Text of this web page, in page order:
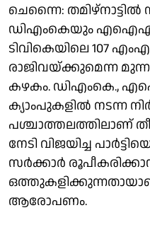
ചെന്നൈ:
ഡിഎംകെയും
ടിവികെയിലെ 107
രാജിവയ്ക്കുമെന്ന
കഴകം. ഡിഎംകെ.,
ക്യാംപുകളിൽ നടന്ന
പശ്ചാത്തലത്തിലാണ്
നേടി വിജയിച്ച
സർക്കാർ
ആരോപണം.